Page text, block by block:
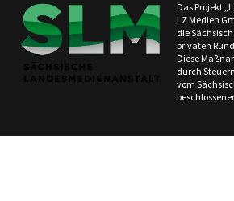
Das Projekt
LZ Medien
die
privaten
Diese
durch
vom